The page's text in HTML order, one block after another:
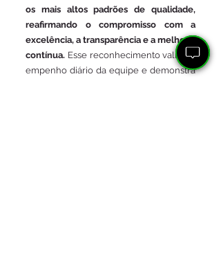
os mais altos padrões de qualidade,
reafirmando o compromisso com a
excelência, a transparência e a melhoria
contínua. Esse reconhecimento valida o
empenho diário da equipe e demonstra